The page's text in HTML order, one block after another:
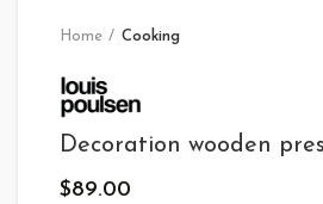
Home Cooking
Decoration wooden
$89.00